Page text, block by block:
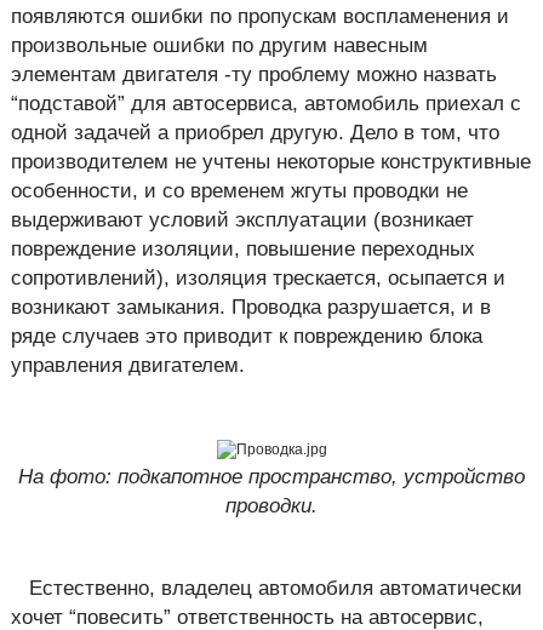
появляются ошибки по пропускам воспламенения и
произвольные ошибки по другим навесным
элементам двигателя -ту проблему можно назвать
“подставой” для автосервиса, автомобиль приехал с
одной задачей а приобрел другую. Дело в том, что
производителем не учтены некоторые конструктивные
особенности, и со временем жгуты проводки не
выдерживают условий эксплуатации (возникает
повреждение изоляции, повышение переходных
сопротивлений), изоляция трескается, осыпается и
возникают замыкания. Проводка разрушается, и в
ряде случаев это приводит к повреждению блока
управления двигателем.
На фото: подкапотное пространство, устройство
проводки.
Естественно, владелец автомобиля автоматически
хочет “повесить” ответственность на автосервис,